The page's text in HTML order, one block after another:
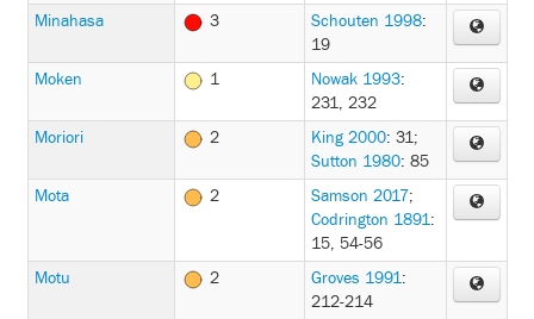
Minahasa
3 Schouten 1998:
19
Moken
1 Nowak 1993:
231, 232
Moriori
2 King 2000: 31;
Sutton 1980: 85
Mota
2 Samson 2017;
Codrington 1891:
15, 54-56
Motu
2 Groves 1991:
212-214